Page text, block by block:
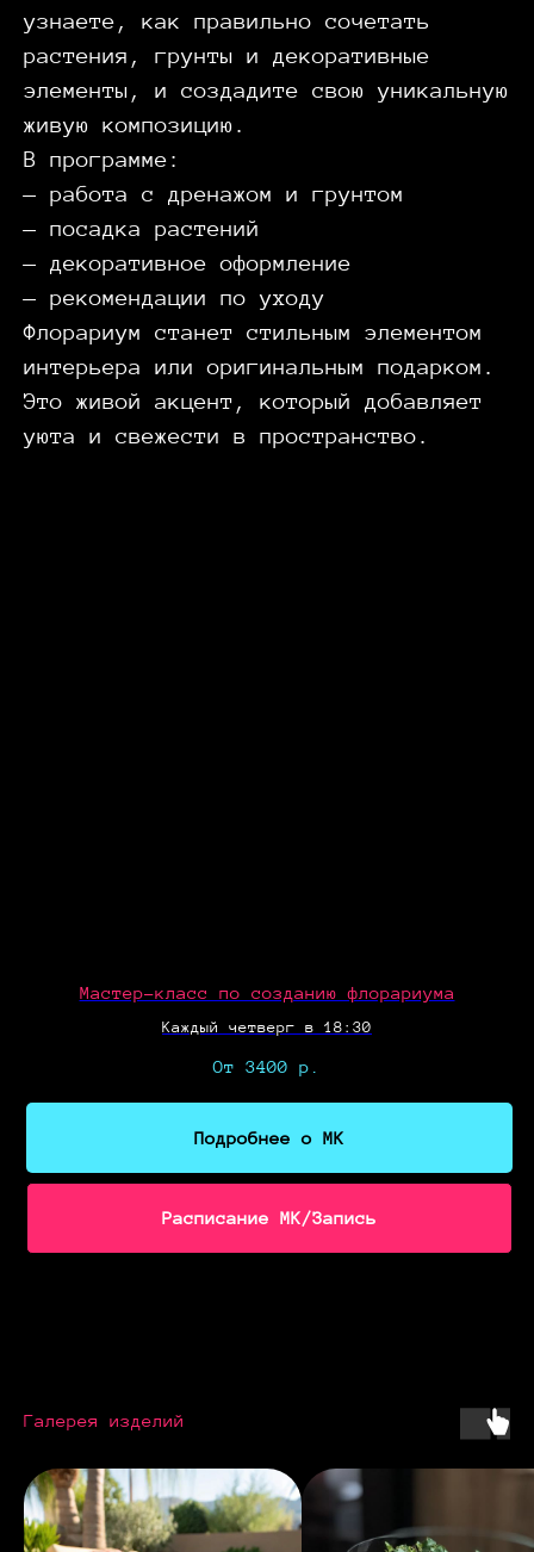
узнаете, как правильно сочетать
растения, грунты и декоративные
элементы, и создадите свою уникальную
живую композицию.
В программе:
— работа с дренажом и грунтом
— посадка растений
— декоративное оформление
— рекомендации по уходу
Флорариум станет стильным элементом
интерьера или оригинальным подарком.
Это живой акцент, который добавляет
уюта и свежести в пространство.
Мастер-класс по созданию флорариума
Каждый четверг в 18:30
От 3400 р.
Подробнее о МК
Расписание МК/Запись
Галерея изделий